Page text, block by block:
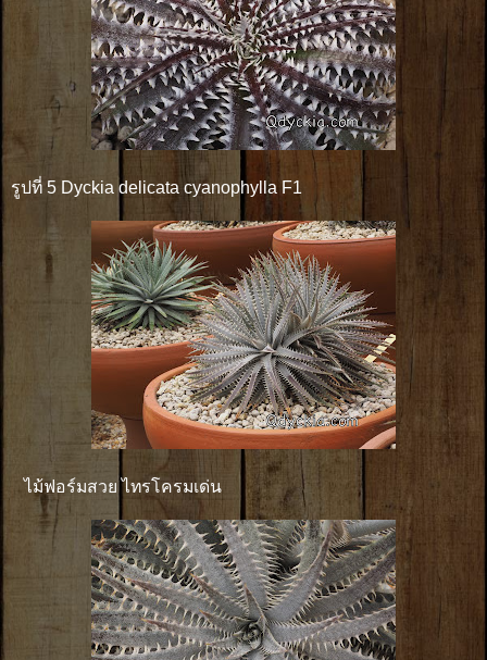
รูปที่ 5 Dyckia delicata cyanophylla F1
ไม้ฟอร์มสวย ไทรโครมเด่น